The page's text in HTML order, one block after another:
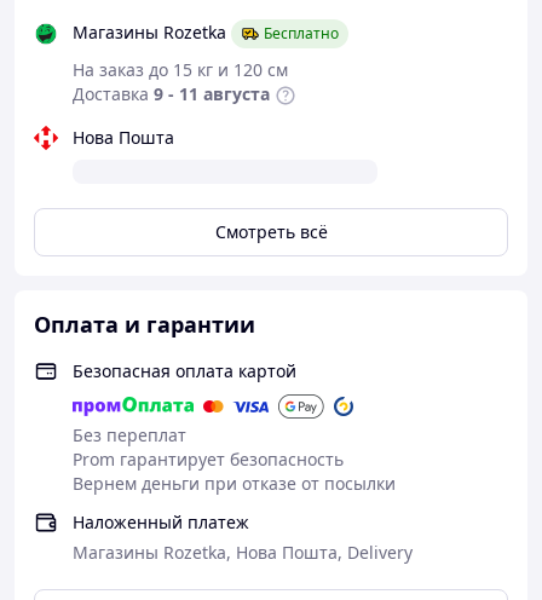
Магазины Rozetka Бесплатно
На заказ до 15 кг и 120 см
Доставка 9 - 11 августа
Нова Пошта
Смотреть всё
Оплата и гарантии
Безопасная оплата картой
Без переплат
Prom гарантирует безопасность
Вернем деньги при отказе от посылки
Наложенный платеж
Магазины Rozetka, Нова Пошта, Delivery